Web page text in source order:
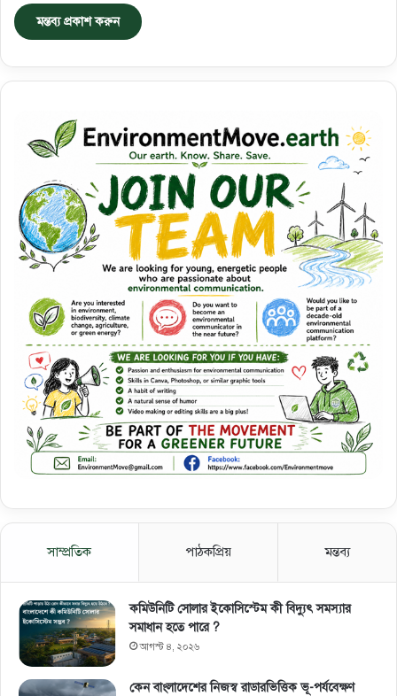
সাম্প্রতিক পাঠকপ্রিয় মন্তব্য
কমিউনিটি সোলার ইকোসিস্টেম কী বিদ্যুৎ সমস্যার
সমাধান হতে পারে ?
আগস্ট ৪, ২০২৬
কেন বাংলাদেশের নিজস্ব রাডারভিত্তিক ভূ-পর্যবেক্ষণ